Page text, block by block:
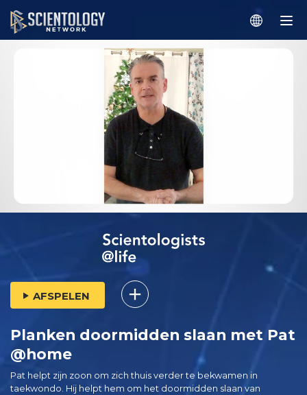
AFSPELEN
Planken doormidden slaan met Pat
@home
Pat helpt zijn zoon om zich thuis verder te bekwamen in
taekwondo. Hij helpt hem om het doormidden slaan van